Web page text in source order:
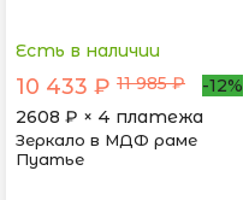
Есть в наличии
10 433 ₽ 11 985 ₽
-12%
2608 ₽ × 4 платежа
Зеркало в МДФ раме
Пуатье